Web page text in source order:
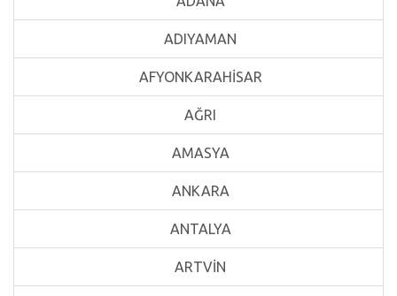
ADIYAMAN
AFYONKARAHİSAR
AĞRI
AMASYA
ANKARA
ANTALYA
ARTVİN